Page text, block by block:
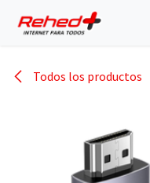
Todos los productos